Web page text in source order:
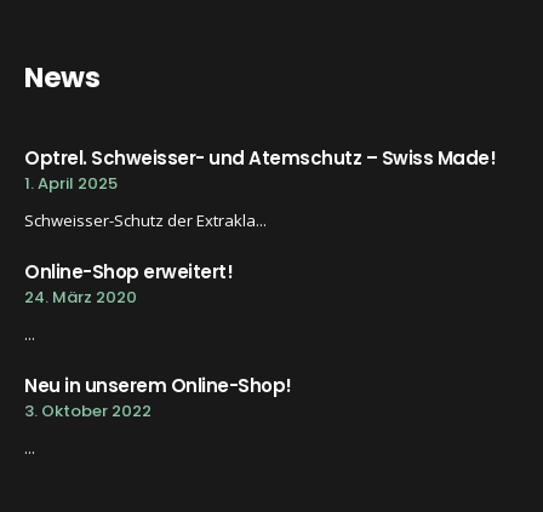
News
Optrel. Schweisser- und Atemschutz – Swiss Made!
1. April 2025
Schweisser-Schutz der Extrakla...
Online-Shop erweitert!
24. März 2020
...
Neu in unserem Online-Shop!
3. Oktober 2022
...